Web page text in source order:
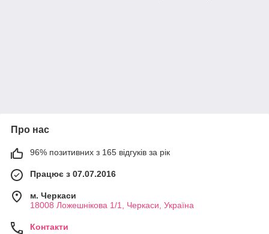
Про нас
96% позитивних з 165 відгуків за рік
Працює з 07.07.2016
м. Черкаси
18008 Ложешнікова 1/1, Черкаси, Україна
Контакти